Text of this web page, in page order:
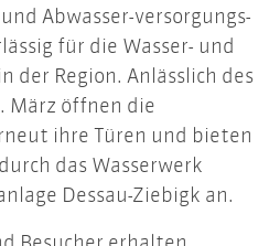
Abwasser-versorgungs-
für die Wasser- und
der Region. Anlässlich des
März öffnen die
ihre Türen und bieten
das Wasserwerk
Dessau-Ziebigk an.